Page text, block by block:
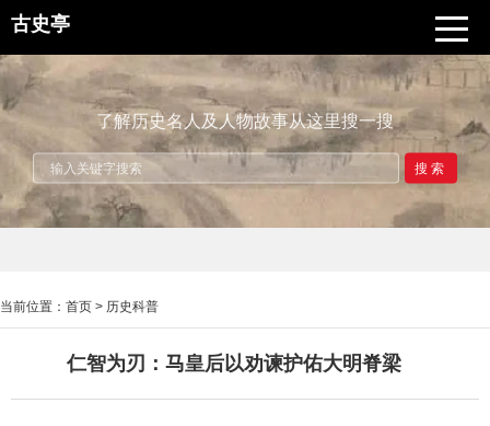
古史亭
了解历史名人及人物故事从这里搜一搜
搜索
当前位置： 首页 > 历史科普
仁智为刃：马皇后以劝谏护佑大明脊梁